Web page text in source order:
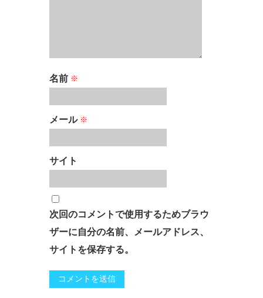
名前 ※
メール ※
サイト
次回のコメントで使用するためブラウ
ザーに自分の名前、メールアドレス、
サイトを保存する。